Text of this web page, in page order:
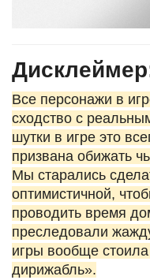
Все персонажи в
сходство с
шутки в игре это
призвана обижать
Мы старались
оптимистичной,
проводить время
преследовали
игры вообще
дирижабль».